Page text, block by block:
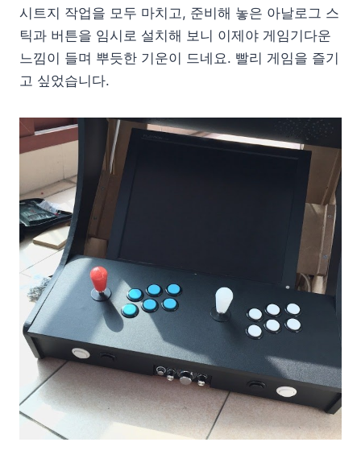
시트지 작업을 모두 마치고, 준비해 놓은 아날로그 스
틱과 버튼을 임시로 설치해 보니 이제야 게임기다운
느낌이 들며 뿌듯한 기운이 드네요. 빨리 게임을 즐기
고 싶었습니다.